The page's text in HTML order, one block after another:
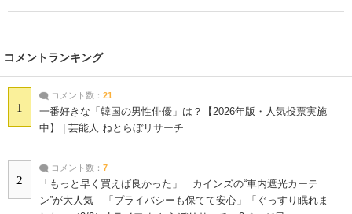
コメントランキング
1
コメント数： 21
一番好きな「韓国の男性俳優」は？【2026年版・人気投票実施
中】 | 芸能人 ねとらぼリサーチ
2
コメント数： 7
「もっと早く買えば良かった」 カインズの“車内遮光カーテ
ン”が大人気 「プライバシーも保てて安心」「ぐっすり眠れま